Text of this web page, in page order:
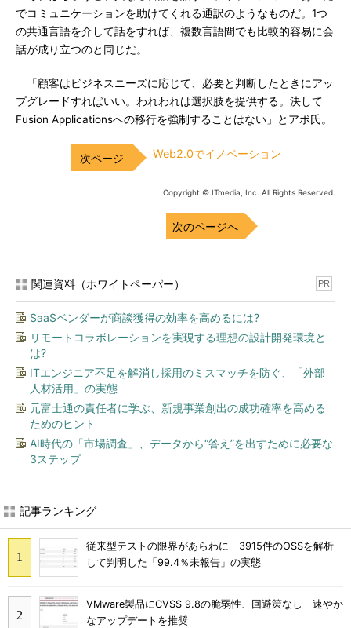
でコミュニケーションを助けてくれる通訳のようなものだ。1つ
の共通言語を介して話をすれば、複数言語間でも比較的容易に会
話が成り立つのと同じだ。
「顧客はビジネスニーズに応じて、必要と判断したときにアッ
プグレードすればいい。われわれは選択肢を提供する。決して
Fusion Applicationsへの移行を強制することはない」とアボ氏。
Web2.0でイノベーション
Copyright © ITmedia, Inc. All Rights Reserved.
次のページへ
関連資料（ホワイトペーパー） PR
SaaSベンダーが商談獲得の効率を高めるには?
リモートコラボレーションを実現する理想の設計開発環境と
は?
ITエンジニア不足を解消し採用のミスマッチを防ぐ、「外部
人材活用」の実態
元富士通の責任者に学ぶ、新規事業創出の成功確率を高める
ためのヒント
AI時代の「市場調査」、データから“答え”を出すために必要な
3ステップ
記事ランキング
従来型テストの限界があらわに 3915件のOSSを解析
して判明した「99.4％未報告」の実態
VMware製品にCVSS 9.8の脆弱性、回避策なし 速やか
なアップデートを推奨